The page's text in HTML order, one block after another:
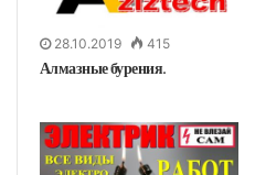
28.10.2019 415
Алмазные бурения.